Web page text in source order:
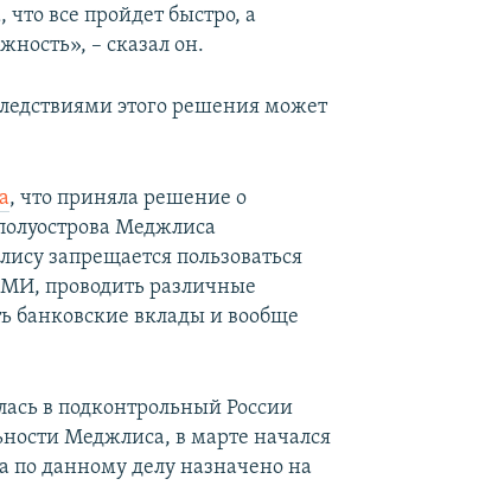
все пройдет быстро, а
– сказал он.
этого решения может
, что приняла решение о
Меджлиса
запрещается пользоваться
проводить различные
банковские вклады и вообще
в подконтрольный России
Меджлиса, в марте начался
по данному делу назначено на